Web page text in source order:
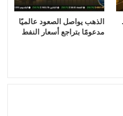
الذهب يواصل الصعود عالميًا
مدعومًا بتراجع أسعار النفط